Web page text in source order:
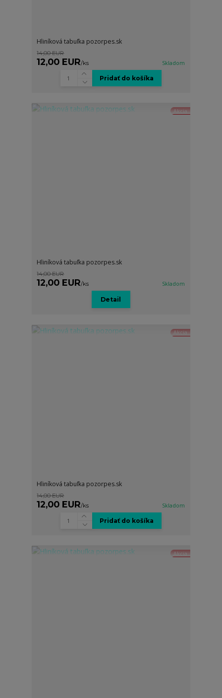
Hliníková tabuľka pozorpes.sk
14,00 EUR
12,00 EUR/ks Skladom
Pridať do košíka
Akcia
Hliníková tabuľka pozorpes.sk
14,00 EUR
12,00 EUR/ks Skladom
Detail
Akcia
Hliníková tabuľka pozorpes.sk
14,00 EUR
12,00 EUR/ks Skladom
Pridať do košíka
Akcia